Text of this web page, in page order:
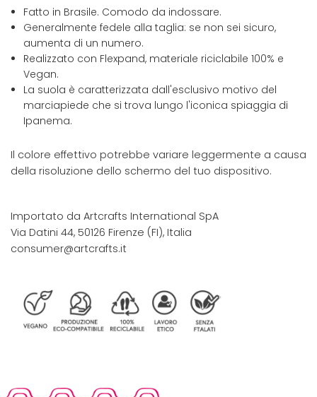
Fatto in Brasile. Comodo da indossare.
Generalmente fedele alla taglia: se non sei sicuro,
aumenta di un numero.
Realizzato con Flexpand, materiale riciclabile 100% e
Vegan.
La suola è caratterizzata dall'esclusivo motivo del
marciapiede che si trova lungo l'iconica spiaggia di
Ipanema.
Il colore effettivo potrebbe variare leggermente a causa
della risoluzione dello schermo del tuo dispositivo.
Importato da Artcrafts International SpA
Via Datini 44, 50126 Firenze (FI), Italia
consumer@artcrafts.it